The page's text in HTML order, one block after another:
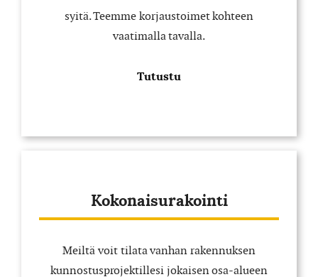
syitä. Teemme korjaustoimet kohteen
vaatimalla tavalla.
Tutustu
Kokonaisurakointi
Meiltä voit tilata vanhan rakennuksen
kunnostusprojektillesi jokaisen osa-alueen